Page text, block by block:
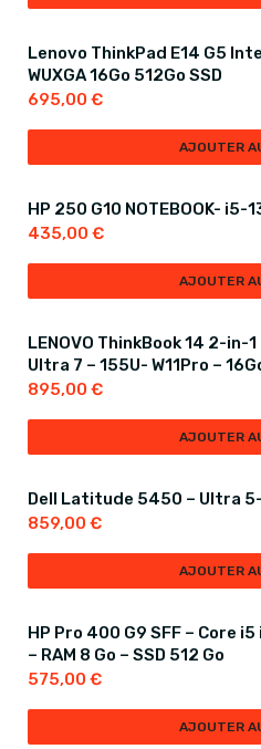
Lenovo ThinkPad E14 G5
WUXGA 16Go 512Go SSD
695,00 €
AJOUTER
HP 250 G10 NOTEBOOK- i5-
435,00 €
AJOUTER
LENOVO ThinkBook 14 2-in-
Ultra 7 – 155U- W11Pro –
895,00 €
AJOUTER
Dell Latitude 5450 – Ultra 5-
859,00 €
AJOUTER
HP Pro 400 G9 SFF – Core
– RAM 8 Go – SSD 512 Go
575,00 €
AJOUTER